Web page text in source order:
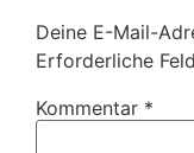
Deine E-Mail-
Erforderliche
Kommentar *